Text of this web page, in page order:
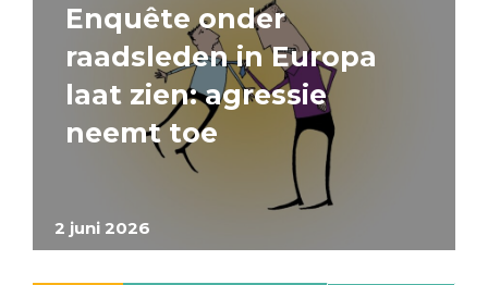
2 juni 2026
Enquête onder
raadsleden in Europa
laat zien: agressie
neemt toe